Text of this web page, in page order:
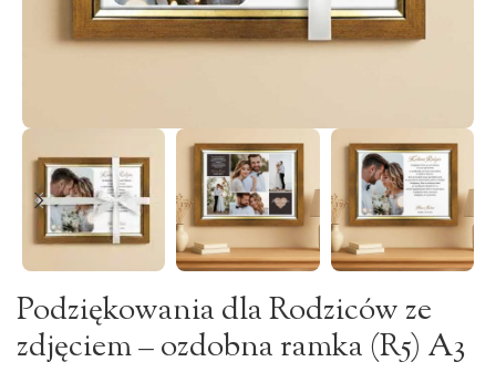
Podziękowania dla Rodziców ze
zdjęciem – ozdobna ramka (R5) A3